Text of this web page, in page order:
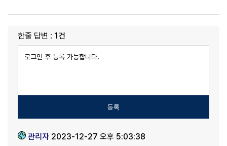
한줄 답변 : 1건
등록
관리자 2023-12-27 오후 5:03:38